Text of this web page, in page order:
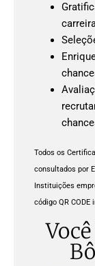
Todos os
consultados por
Instituições
código QR